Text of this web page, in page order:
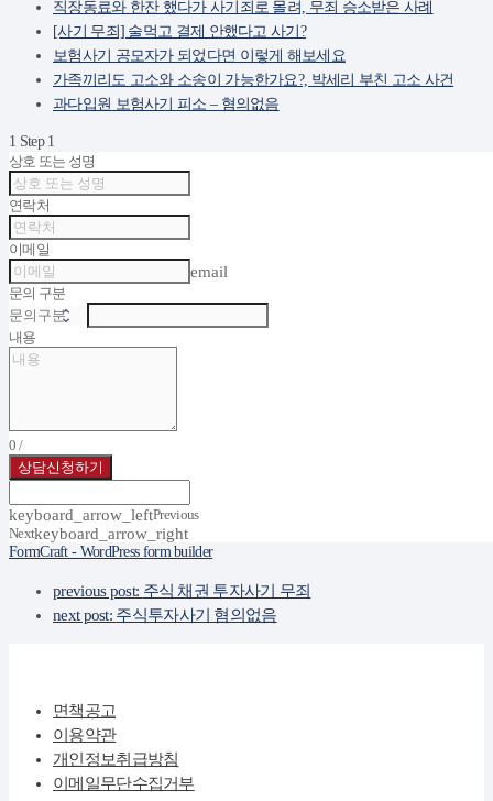
직장동료와 한잔 했다가 사기죄로 몰려, 무죄 승소받은 사례
[사기 무죄] 술먹고 결제 안했다고 사기?
보험사기 공모자가 되었다면 이렇게 해보세요
가족끼리도 고소와 소송이 가능한가요?, 박세리 부친 고소 사건
과다입원 보험사기 피소 – 혐의없음
1 Step 1
상호 또는 성명
연락처
이메일
email
문의 구분
내용
0 /
상담신청하기
keyboard_arrow_leftPrevious
Nextkeyboard_arrow_right
FormCraft - WordPress form builder
previous post: 주식 채권 투자사기 무죄
next post: 주식투자사기 혐의없음
면책공고
이용약관
개인정보취급방침
이메일무단수집거부